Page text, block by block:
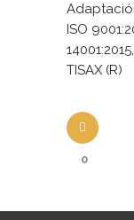
ISO
TISAX (R)
0